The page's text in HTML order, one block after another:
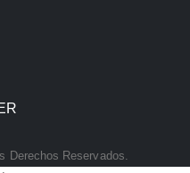
Derechos Reservados.